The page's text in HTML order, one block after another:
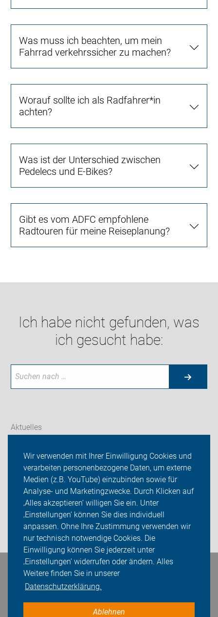
Wir verwenden mit Ihrer Einwilligung Cookies und
verarbeiten personenbezogene Daten, um externe
Medien (z.B. YouTube) einzubinden sowie für
Analyse- und Marketingzwecke. Durch Klicken auf
‚Alles akzeptieren‘ willigen Sie ein. Unter
‚Einstellungen‘ können Sie dies individuell
anpassen. Ohne Ihre Zustimmung verwenden wir
nur technisch notwendige Cookies. Die
Einwilligung können Sie jederzeit unter
‚Einstellungen‘ widerrufen oder ändern. Alles
Weitere finden Sie in unserer
Datenschutzerklärung.
Ablehnen
Was muss ich beachten, um mein
Fahrrad verkehrssicher zu machen?
Worauf sollte ich als Radfahrer*in
achten?
Was ist der Unterschied zwischen
Pedelecs und E-Bikes?
Gibt es vom ADFC empfohlene
Radtouren für meine Reiseplanung?
Ich habe nicht gefunden, was
ich gesucht habe:
Aktuelles
Radverkehr Falkensee
ADFC Falkensee
Sei dabei
Login
Bleiben Sie in Kontakt